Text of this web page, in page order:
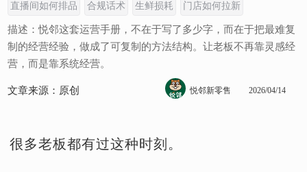
直播间如何排品
合规话术 生鲜损耗 门店如何拉新
描述：悦邻这套运营手册，不在于写了多少字，而在于把最难复
制的经营经验，做成了可复制的方法结构。让老板不再靠灵感经
营，而是靠系统经营。
文章来源：原创 悦邻新零售 2026/04/14
很多老板都有过这种时刻。